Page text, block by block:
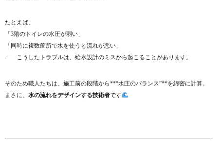
たとえば、
「3階のトイレの水圧が弱い」
「同時に複数箇所で水を使うと流れが悪い」
――こうしたトラブルは、給水設計のミスから起こることがあります。
そのため職人たちは、施工前の段階から**“水圧のバランス”**を綿密に計算。
まさに、 水の流れをデザインする技術者です